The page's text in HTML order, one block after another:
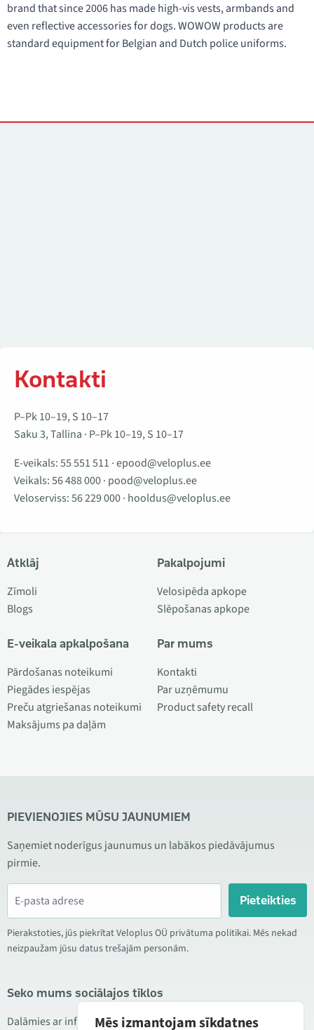
brand that since 2006 has made high-vis vests, armbands and
even reflective accessories for dogs. WOWOW products are
standard equipment for Belgian and Dutch police uniforms.
Kontakti
P–Pk 10–19, S 10–17
Saku 3, Tallina · P–Pk 10–19, S 10–17
E-veikals:55 551 511 ·epood@veloplus.ee
Veikals:56 488 000· pood@veloplus.ee
Veloserviss:56 229 000· hooldus@veloplus.ee
Atklāj
Zīmoli
Blogs
E-veikala apkalpošana
Pārdošanas noteikumi
Piegādes iespējas
Preču atgriešanas noteikumi
Maksājums pa daļām
Pakalpojumi
Velosipēda apkope
Slēpošanas apkope
Par mums
Kontakti
Par uzņēmumu
Product safety recall
PIEVIENOJIES MŪSU JAUNUMIEM
Saņemiet noderīgus jaunumus un labākos piedāvājumus
pirmie.
Pieteikties
Pierakstoties, jūs piekrītat Veloplus OÜ privātuma politikai. Mēs nekad
neizpaužam jūsu datus trešajām personām.
Seko mums sociālajos tīklos
Dalāmies ar informāciju par izdevīgām akcijām, jauniem
Mēs izmantojam sīkdatnes